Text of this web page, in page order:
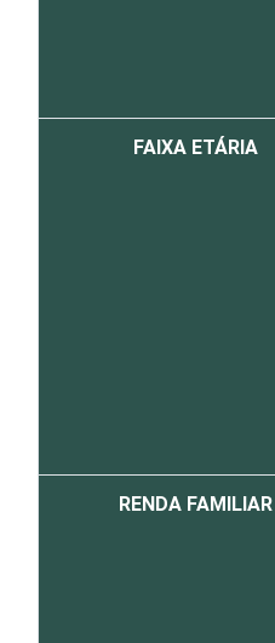
FAIXA ETÁRIA
RENDA FAMILIAR